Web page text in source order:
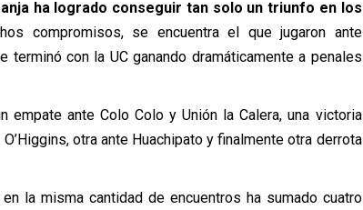
ha logrado conseguir tan solo un triunfo en los
compromisos, se encuentra el que jugaron ante
terminó con la UC ganando dramáticamente a penales
empate ante Colo Colo y Unión la Calera, una victoria
otra ante Huachipato y finalmente otra derrota
la misma cantidad de encuentros ha sumado cuatro